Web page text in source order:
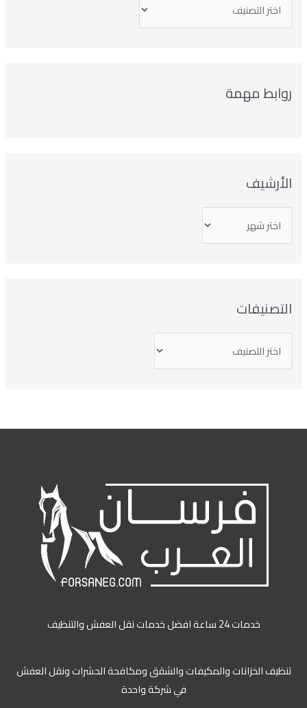
مهمة
خدمات 24 ساعة افضل خدمات نقل العفش والتنظيف
الخزانات والمكيفات والشقق ومكافحة الحشرات ونقل العفش
في شركة واحدة